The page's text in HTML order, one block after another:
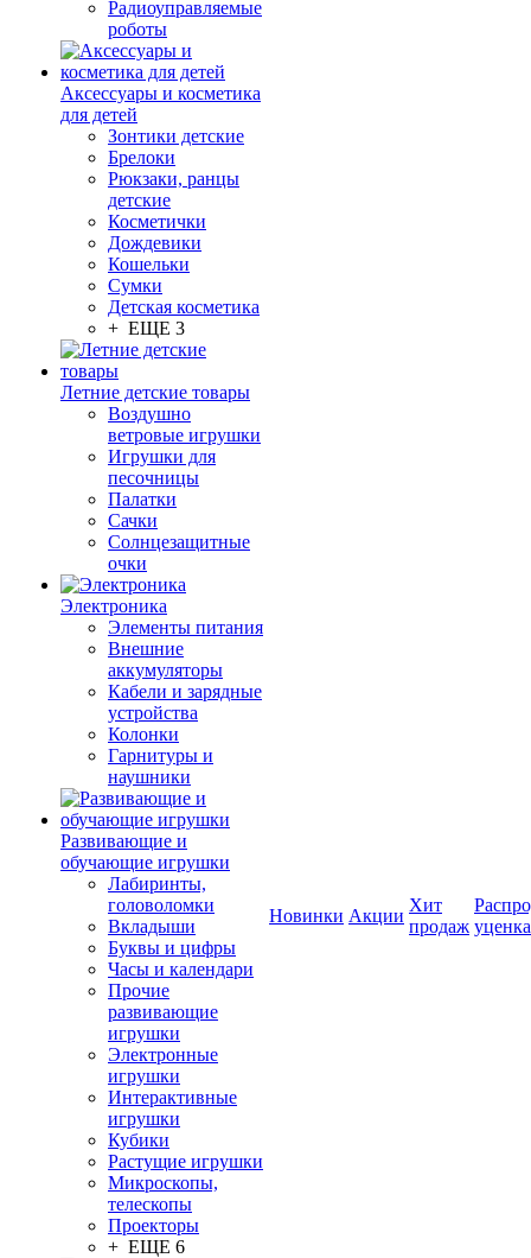
Радиоуправляемые
роботы
Аксессуары и косметика
для детей
Зонтики детские
Брелоки
Рюкзаки, ранцы
детские
Косметички
Дождевики
Кошельки
Сумки
Детская косметика
+ ЕЩЕ 3
Летние детские товары
Воздушно
ветровые игрушки
Игрушки для
песочницы
Палатки
Сачки
Солнцезащитные
очки
Электроника
Элементы питания
Внешние
аккумуляторы
Кабели и зарядные
устройства
Колонки
Гарнитуры и
наушники
Развивающие и
обучающие игрушки
Лабиринты,
головоломки
Вкладыши
Буквы и цифры
Часы и календари
Прочие
развивающие
игрушки
Электронные
игрушки
Интерактивные
игрушки
Кубики
Растущие игрушки
Микроскопы,
телескопы
Проекторы
+ ЕЩЕ 6
Новинки Акции
Хит
продаж уценка